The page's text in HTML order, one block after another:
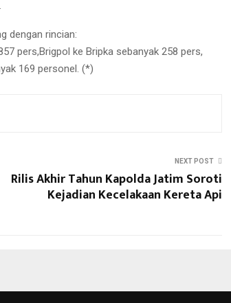
dengan rincian:
pers,Brigpol ke Bripka sebanyak 258 pers,
169 personel. (*)
NEXT POST
Rilis Akhir Tahun Kapolda Jatim Soroti
Kejadian Kecelakaan Kereta Api